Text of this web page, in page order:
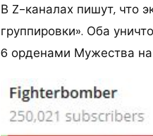
В Z-каналах пишут, что
группировки». Оба
6 орденами Мужества на